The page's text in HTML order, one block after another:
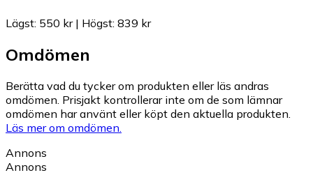
Lägst: 550 kr| Högst: 839 kr
Omdömen
Berätta vad du tycker om produkten eller läs andras
omdömen. Prisjakt kontrollerar inte om de som lämnar
omdömen har använt eller köpt den aktuella produkten.
Läs mer om omdömen.
Annons
Annons